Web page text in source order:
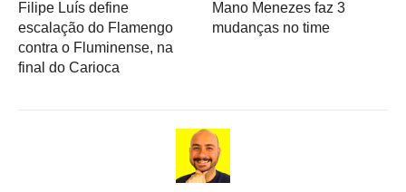
Filipe Luís define
escalação do Flamengo
contra o Fluminense, na
final do Carioca
Mano Menezes faz 3
mudanças no time